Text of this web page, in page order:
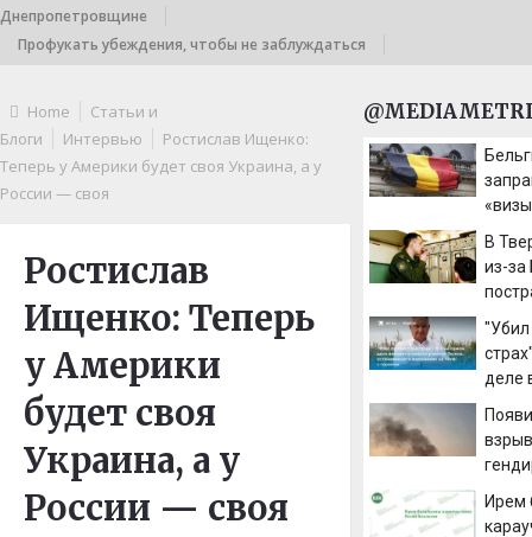
Днепропетровщине
Профукать убеждения, чтобы не заблуждаться
Home
Статьи и
Блоги
Интервью
Ростислав Ищенко:
Теперь у Америки будет своя Украина, а у
России — своя
Ростислав
Ищенко: Теперь
у Америки
будет своя
Украина, а у
России — своя
В
из-
деле
на
Ирем